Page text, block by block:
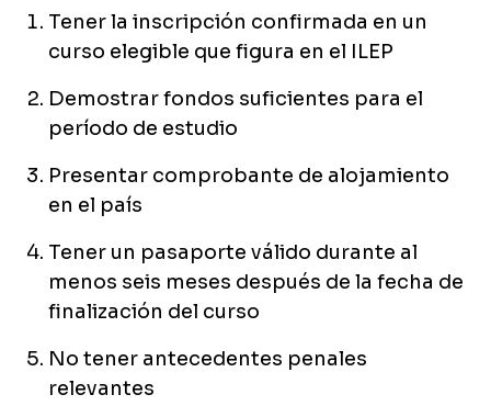
Tener la inscripción confirmada en un
curso elegible que figura en el ILEP
Demostrar fondos suficientes para el
período de estudio
Presentar comprobante de alojamiento
en el país
Tener un pasaporte válido durante al
menos seis meses después de la fecha de
finalización del curso
No tener antecedentes penales
relevantes